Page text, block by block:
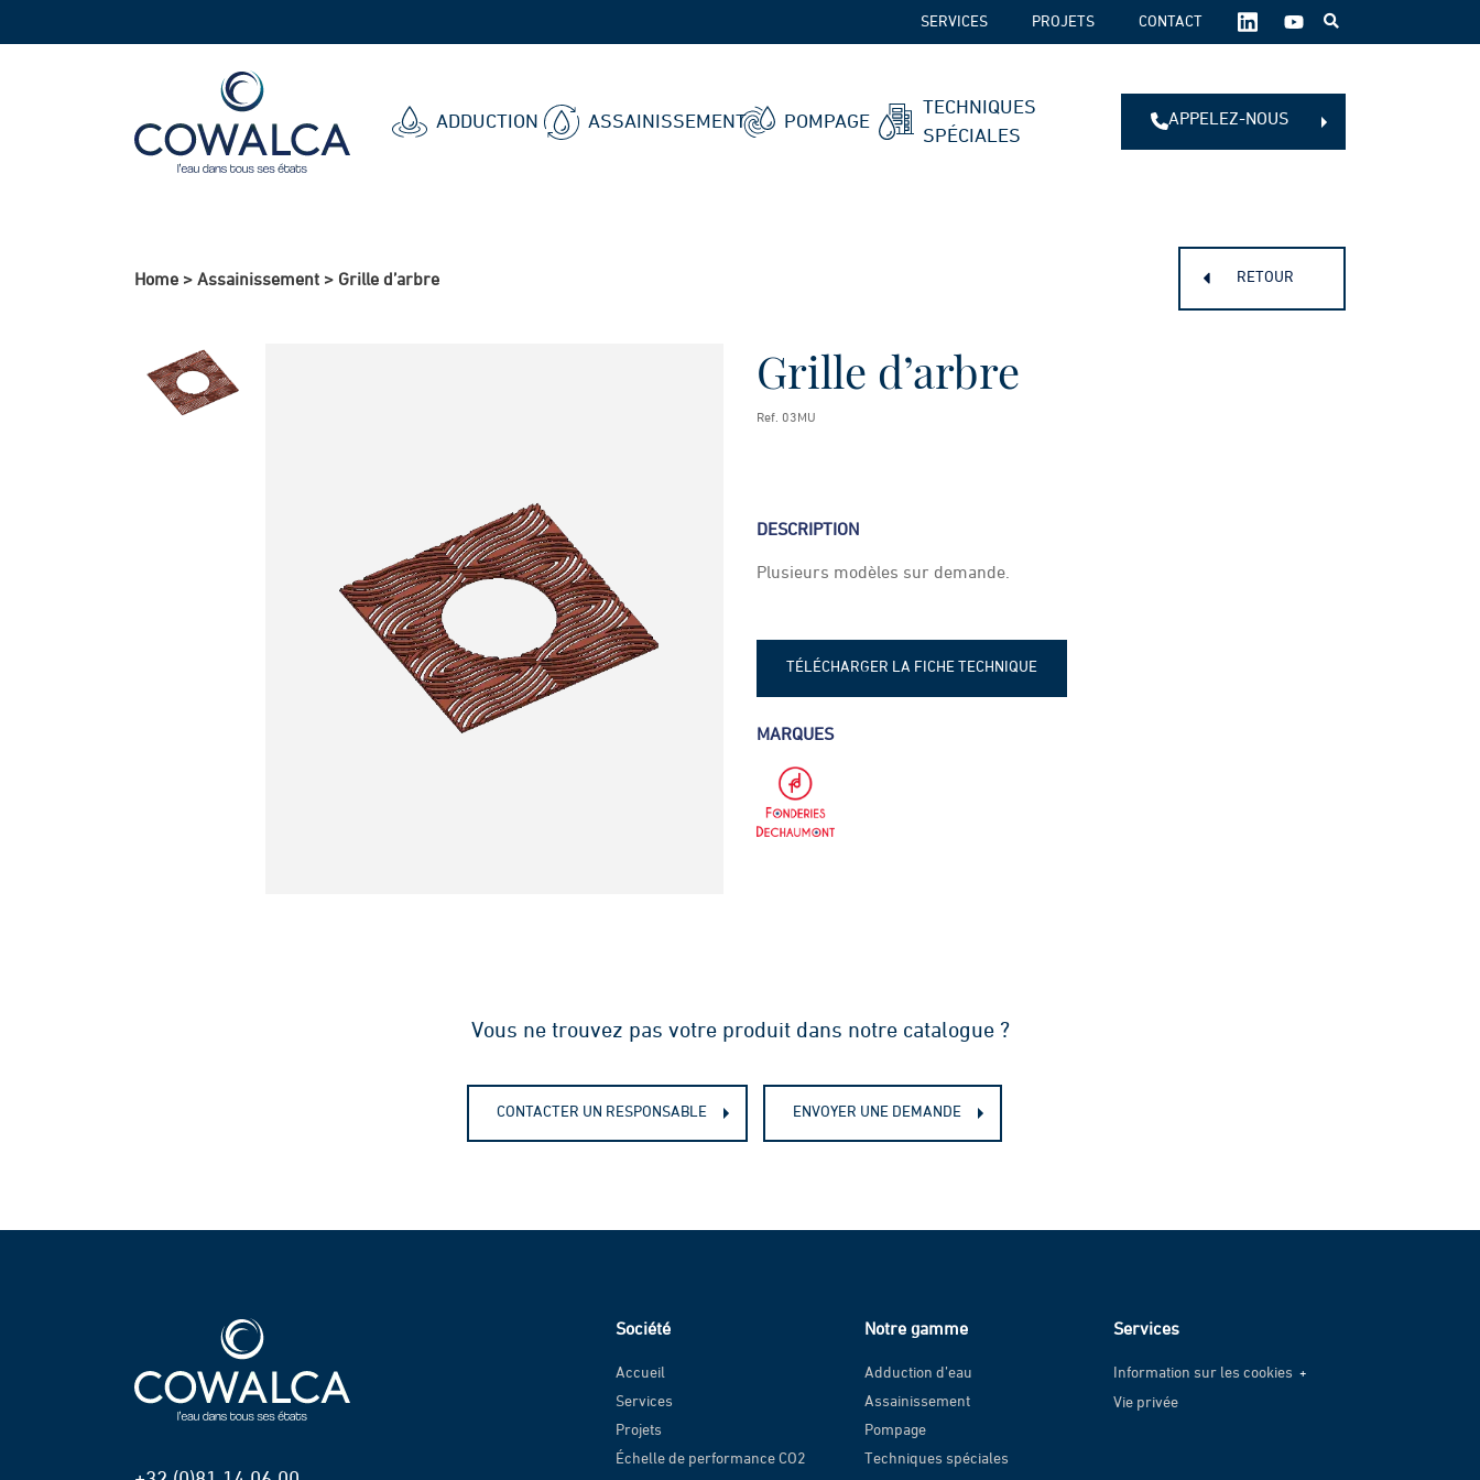
ADDUCTION ASSAINISSEMENT POMPAGE
TECHNIQUES
SPÉCIALES
SERVICES PROJETS CONTACT
SUIVEZ-
NOUS
APPELEZ-NOUS
Home > Assainissement > Grille d’arbre RETOUR
Grille d’arbre
Ref. 03MU
DESCRIPTION
Plusieurs modèles sur demande.
TÉLÉCHARGER LA FICHE TECHNIQUE
MARQUES
Vous ne trouvez pas votre produit dans notre catalogue ?
CONTACTER UN RESPONSABLE ENVOYER UNE DEMANDE
Société
Accueil
Services
Projets
Échelle de performance CO2
Notre gamme
Adduction d’eau
Assainissement
Pompage
Techniques spéciales
Services
Information sur les cookies
Information sur les cookies
Vie privée